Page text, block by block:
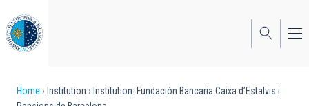
to
main
content
Breadcrumb
Home Institution
Institution: Fundación Bancaria Caixa d’Estalvis i